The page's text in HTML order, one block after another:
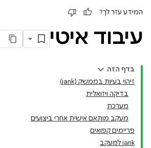
המידע עזר לך?
עיבוד איטי
בדף הזה
זיהוי בעיות בממשק (jank)
בדיקה ויזואלית
מערכת
מעקב מותאם אישית אחרי ביצועים
פריימים קפואים
jank למעקב